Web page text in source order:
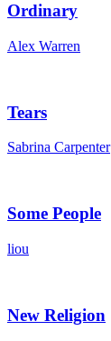
Ordinary
Alex Warren
Tears
Sabrina Carpenter
Some People
liou
New Religion